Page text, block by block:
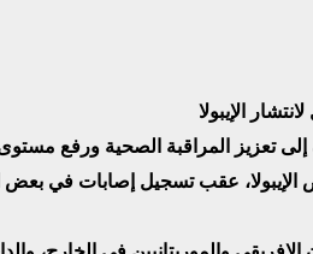
الإيبولا
إلى تعزيز المراقبة الصحية ورفع
الإيبولا، عقب تسجيل إصابات في بعض